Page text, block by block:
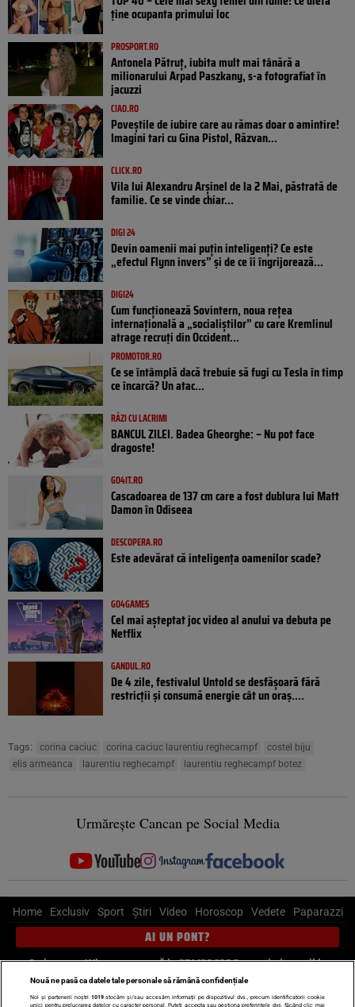
ține ocupanta primului loc
PROSPORT.RO
Antonela Pătruț, iubita mult mai tânără a
milionarului Arpad Paszkany, s-a fotografiat în
jacuzzi
CIAO.RO
Poveştile de iubire care au rămas doar o amintire!
Imagini tari cu Gina Pistol, Răzvan...
CLICK.RO
Vila lui Alexandru Arșinel de la 2 Mai, păstrată de
familie. Ce se vinde chiar...
DIGI 24
Devin oamenii mai puțin inteligenți? Ce este
„efectul Flynn invers” și de ce îi îngrijorează...
DIGI24
Cum funcționează Sovintern, noua rețea
internațională a „socialiștilor” cu care Kremlinul
atrage recruți din Occident...
PROMOTOR.RO
Ce se întâmplă dacă trebuie să fugi cu Tesla în timp
ce încarcă? Un atac...
RÂZI CU LACRIMI
BANCUL ZILEI. Badea Gheorghe: – Nu pot face
dragoste!
GO4IT.RO
Cascadoarea de 137 cm care a fost dublura lui Matt
Damon în Odiseea
DESCOPERA.RO
Este adevărat că inteligența oamenilor scade?
GO4GAMES
Cel mai așteptat joc video al anului va debuta pe
Netflix
GANDUL.RO
De 4 zile, festivalul Untold se desfășoară fără
restricții și consumă energie cât un oraș....
Tags: corina caciuc corina caciuc laurentiu reghecampf
costel biju
elis armeanca
laurentiu reghecampf laurentiu reghecampf botez
Urmărește Cancan pe Social Media
Home Exclusiv Sport Știri Video Horoscop Vedete Paparazzi
AI UN PONT?
Scrie-ne pe Whatsapp, sună la 0741226226 sau trimite mail la
pont@cancan.ro
Nouă ne pasă ca datele tale personale să rămână confidențiale
Noi și partenerii noștri 1019stocăm și/sau accesăm informații pe dispozitivul dvs., precum identificatorii cookie
unici pentru prelucrarea datelor cu caracter personal. Puteți accepta sau gestiona preferințele dvs. făcând clic mai